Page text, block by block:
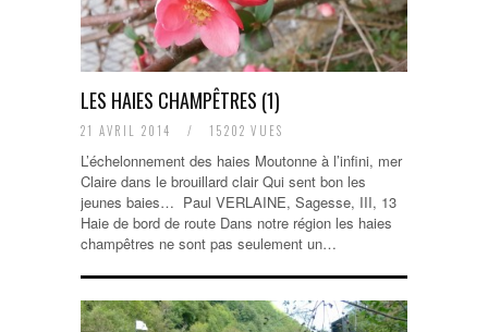
LES HAIES CHAMPÊTRES (1)
21 AVRIL 2014 / 15202 VUES
L’échelonnement des haies Moutonne à l’infini, mer
Claire dans le brouillard clair Qui sent bon les
jeunes baies… Paul VERLAINE, Sagesse, III, 13
Haie de bord de route Dans notre région les haies
champêtres ne sont pas seulement un…